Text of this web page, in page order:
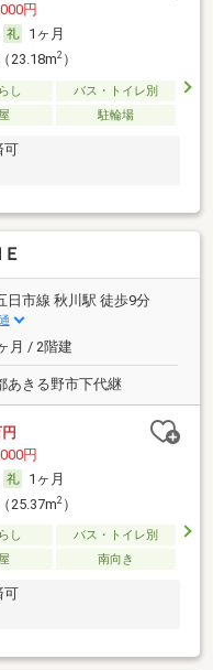
円
1ヶ月
23.18m2）
し
バス・トイレ別
駐輪場
可
日市線 秋川駅 徒歩9分
月 / 2階建
あきる野市下代継
円
1ヶ月
25.37m2）
し
バス・トイレ別
南向き
可